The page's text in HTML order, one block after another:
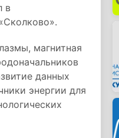
в
магнитная
данных
энергии для